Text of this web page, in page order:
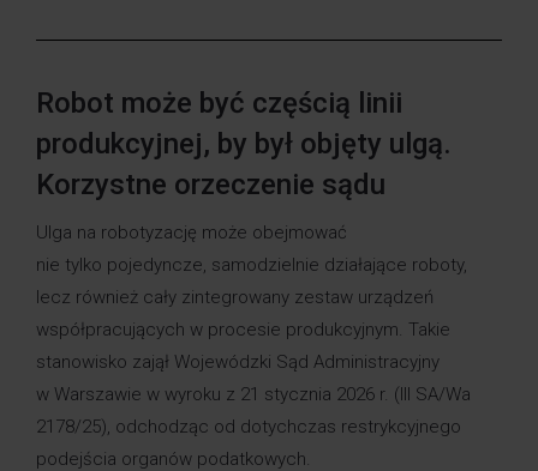
Robot może być częścią linii
produkcyjnej, by był objęty ulgą.
Korzystne orzeczenie sądu
Ulga na robotyzację może obejmować
nie tylko pojedyncze, samodzielnie działające roboty,
lecz również cały zintegrowany zestaw urządzeń
współpracujących w procesie produkcyjnym. Takie
stanowisko zajął Wojewódzki Sąd Administracyjny
w Warszawie w wyroku z 21 stycznia 2026 r. (III SA/Wa
2178/25), odchodząc od dotychczas restrykcyjnego
podejścia organów podatkowych.